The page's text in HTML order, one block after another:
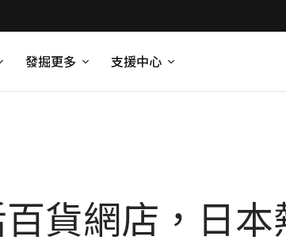
發掘更多 支援中心
貨網店，日本